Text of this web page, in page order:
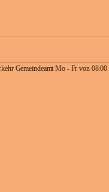
Gemeindeamt Mo - Fr von